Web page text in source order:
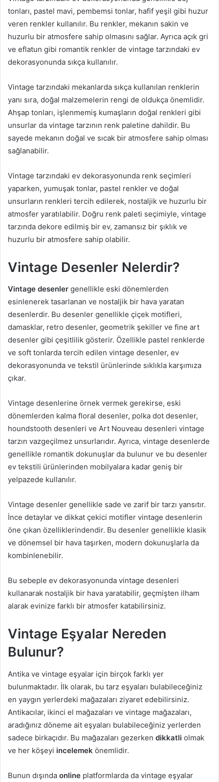
tonları, pastel mavi, pembemsi tonlar, hafif yeşil gibi huzur
veren renkler kullanılır. Bu renkler, mekanın sakin ve
huzurlu bir atmosfere sahip olmasını sağlar. Ayrıca açık gri
ve eflatun gibi romantik renkler de vintage tarzındaki ev
dekorasyonunda sıkça kullanılır.
Vintage tarzındaki mekanlarda sıkça kullanılan renklerin
yanı sıra, doğal malzemelerin rengi de oldukça önemlidir.
Ahşap tonları, işlenmemiş kumaşların doğal renkleri gibi
unsurlar da vintage tarzının renk paletine dahildir. Bu
sayede mekanın doğal ve sıcak bir atmosfere sahip olması
sağlanabilir.
Vintage tarzındaki ev dekorasyonunda renk seçimleri
yaparken, yumuşak tonlar, pastel renkler ve doğal
unsurların renkleri tercih edilerek, nostaljik ve huzurlu bir
atmosfer yaratılabilir. Doğru renk paleti seçimiyle, vintage
tarzında dekore edilmiş bir ev, zamansız bir şıklık ve
huzurlu bir atmosfere sahip olabilir.
Vintage Desenler Nelerdir?
Vintage desenler genellikle eski dönemlerden
esinlenerek tasarlanan ve nostaljik bir hava yaratan
desenlerdir. Bu desenler genellikle çiçek motifleri,
damasklar, retro desenler, geometrik şekiller ve fine art
desenler gibi çeşitlilik gösterir. Özellikle pastel renklerde
ve soft tonlarda tercih edilen vintage desenler, ev
dekorasyonunda ve tekstil ürünlerinde sıklıkla karşımıza
çıkar.
Vintage desenlerine örnek vermek gerekirse, eski
dönemlerden kalma floral desenler, polka dot desenler,
houndstooth desenleri ve Art Nouveau desenleri vintage
tarzın vazgeçilmez unsurlarıdır. Ayrıca, vintage desenlerde
genellikle romantik dokunuşlar da bulunur ve bu desenler
ev tekstili ürünlerinden mobilyalara kadar geniş bir
yelpazede kullanılır.
Vintage desenler genellikle sade ve zarif bir tarzı yansıtır.
İnce detaylar ve dikkat çekici motifler vintage desenlerin
öne çıkan özelliklerindendir. Bu desenler genellikle klasik
ve dönemsel bir hava taşırken, modern dokunuşlarla da
kombinlenebilir.
Bu sebeple ev dekorasyonunda vintage desenleri
kullanarak nostaljik bir hava yaratabilir, geçmişten ilham
alarak evinize farklı bir atmosfer katabilirsiniz.
Vintage Eşyalar Nereden
Bulunur?
Antika ve vintage eşyalar için birçok farklı yer
bulunmaktadır. İlk olarak, bu tarz eşyaları bulabileceğiniz
en yaygın yerlerdeki mağazaları ziyaret edebilirsiniz.
Antikacılar, ikinci el mağazaları ve vintage mağazaları,
aradığınız döneme ait eşyaları bulabileceğiniz yerlerden
sadece birkaçıdır. Bu mağazaları gezerken dikkatli olmak
ve her köşeyi incelemek önemlidir.
Bunun dışında online platformlarda da vintage eşyalar